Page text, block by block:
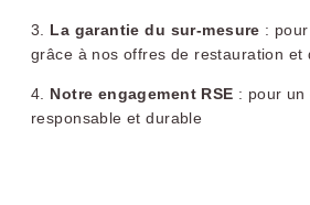
3. La garantie du sur-mesure :
grâce à nos offres de restauration et
4. Notre engagement RSE : pour un
responsable et durable